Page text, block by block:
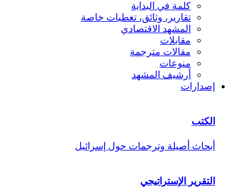
كلمة في البداية
تقارير، وثائق، تغطيات خاصة
المشهد الاقتصادي
مقابلات
مقالات مترجمة
منوعات
أرشيف المشهد
إصدارات
الكتب
أبحاث أصيلة وترجمات حول إسرائيل
التقرير الإستراتيجي